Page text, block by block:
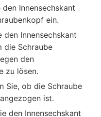
den Innensechskant
ein.
den Innensechskant
die Schraube
den
zu lösen.
Sie, ob die Schraube
ist.
den Innensechskant